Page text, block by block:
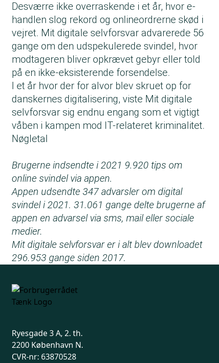
Desværre ikke overraskende i et år, hvor e-
handlen slog rekord og onlineordrerne skød i
vejret. Mit digitale selvforsvar advarerede 56
gange om den udspekulerede svindel, hvor
modtageren bliver opkrævet gebyr eller told
på en ikke-eksisterende forsendelse.
I et år hvor der for alvor blev skruet op for
danskernes digitalisering, viste Mit digitale
selvforsvar sig endnu engang som et vigtigt
våben i kampen mod IT-relateret kriminalitet.
Nøgletal
Brugerne indsendte i 2021 9.920 tips om
online svindel via appen.
Appen udsendte 347 advarsler om digital
svindel i 2021. 31.061 gange delte brugerne af
appen en advarsel via sms, mail eller sociale
medier.
Mit digitale selvforsvar er i alt blev downloadet
296.953 gange siden 2017.
Ryesgade 3 A, 2. th.
2200 København N.
CVR-nr: 63870528